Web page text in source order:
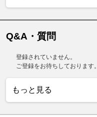
Q&A・質問
登録されていません。
ご登録をお待ちしております。
もっと見る